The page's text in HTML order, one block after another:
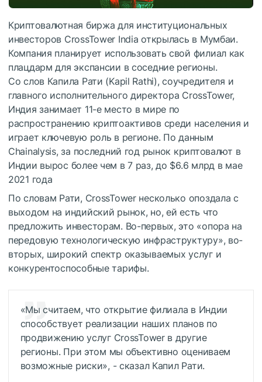
Криптовалютная биржа для институциональных
инвесторов CrossTower India открылась в Мумбаи.
Компания планирует использовать свой филиал как
плацдарм для экспансии в соседние регионы.
Со слов Капила Рати (Kapil Rathi), соучредителя и
главного исполнительного директора CrossTower,
Индия занимает 11-е место в мире по
распространению криптоактивов среди населения и
играет ключевую роль в регионе. По данным
Chainalysis, за последний год рынок криптовалют в
Индии вырос более чем в 7 раз, до $6.6 млрд в мае
2021 года
По словам Рати, CrossTower несколько опоздала с
выходом на индийский рынок, но, ей есть что
предложить инвесторам. Во-первых, это «опора на
передовую технологическую инфраструктуру», во-
вторых, широкий спектр оказываемых услуг и
конкурентоспособные тарифы.
«Мы считаем, что открытие филиала в Индии
способствует реализации наших планов по
продвижению услуг CrossTower в другие
регионы. При этом мы объективно оцениваем
возможные риски», - сказал Капил Рати.